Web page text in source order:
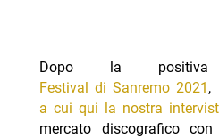
Dopo la positiva
Festival di Sanremo 2021
a cui qui la nostra
mercato discografico